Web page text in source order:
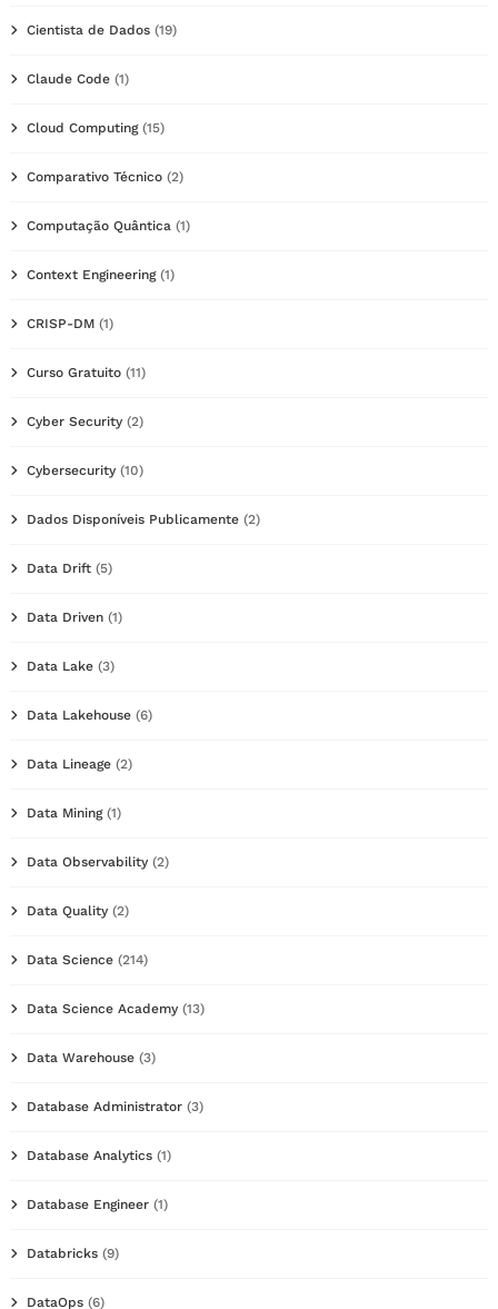
Cientista de Dados (19)
Claude Code (1)
Cloud Computing(15)
Comparativo Técnico (2)
Computação Quântica (1)
Context Engineering(1)
CRISP-DM (1)
Curso Gratuito (11)
Cyber Security (2)
Cybersecurity (10)
Dados Disponíveis Publicamente (2)
Data Drift (5)
Data Driven (1)
Data Lake (3)
Data Lakehouse (6)
Data Lineage (2)
Data Mining(1)
Data Observability (2)
Data Quality (2)
Data Science (214)
Data Science Academy (13)
Data Warehouse (3)
Database Administrator (3)
Database Analytics (1)
Database Engineer (1)
Databricks (9)
DataOps (6)